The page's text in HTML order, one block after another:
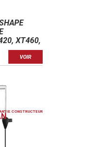
XT460,
VOIR
CONSTRUCTEUR